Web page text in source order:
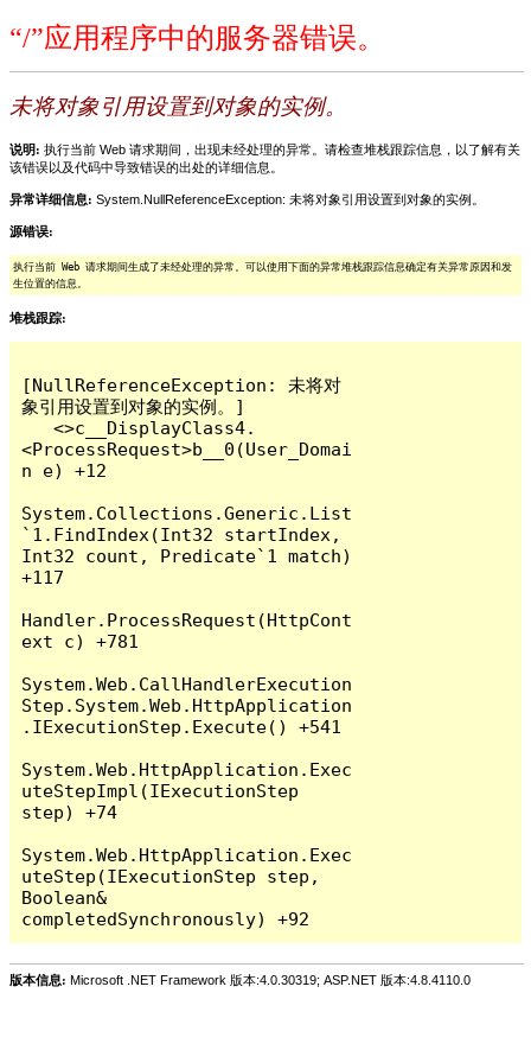
“/”应用程序中的服务器错误。
未将对象引用设置到对象的实例。
说明: 执行当前 Web 请求期间，出现未经处理的异常。请检查堆栈跟踪信息，以了解有关
该错误以及代码中导致错误的出处的详细信息。
异常详细信息: System.NullReferenceException: 未将对象引用设置到对象的实例。
源错误:
执行当前 Web 请求期间生成了未经处理的异常。可以使用下面的异常堆栈跟踪信息确定有关异常原因和发
生位置的信息。
堆栈跟踪:
[NullReferenceException: 未将对
象引用设置到对象的实例。]
   <>c__DisplayClass4.
<ProcessRequest>b__0(User_Domai
n e) +12
System.Collections.Generic.List
`1.FindIndex(Int32 startIndex,
Int32 count, Predicate`1 match)
+117
Handler.ProcessRequest(HttpCont
ext c) +781
System.Web.CallHandlerExecution
Step.System.Web.HttpApplication
.IExecutionStep.Execute() +541
System.Web.HttpApplication.Exec
uteStepImpl(IExecutionStep
step) +74
System.Web.HttpApplication.Exec
uteStep(IExecutionStep step,
Boolean&
版本信息: Microsoft .NET Framework 版本:4.0.30319; ASP.NET 版本:4.8.4110.0